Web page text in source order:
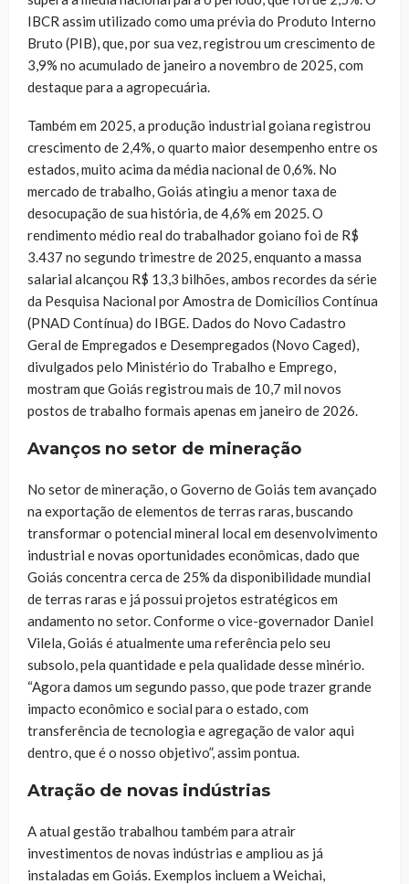
IBCR assim utilizado como uma prévia do Produto Interno
Bruto (PIB), que, por sua vez, registrou um crescimento de
3,9% no acumulado de janeiro a novembro de 2025, com
destaque para a agropecuária.
Também em 2025, a produção industrial goiana registrou
crescimento de 2,4%, o quarto maior desempenho entre os
estados, muito acima da média nacional de 0,6%. No
mercado de trabalho, Goiás atingiu a menor taxa de
desocupação de sua história, de 4,6% em 2025. O
rendimento médio real do trabalhador goiano foi de R$
3.437 no segundo trimestre de 2025, enquanto a massa
salarial alcançou R$ 13,3 bilhões, ambos recordes da série
da Pesquisa Nacional por Amostra de Domicílios Contínua
(PNAD Contínua) do IBGE. Dados do Novo Cadastro
Geral de Empregados e Desempregados (Novo Caged),
divulgados pelo Ministério do Trabalho e Emprego,
mostram que Goiás registrou mais de 10,7 mil novos
postos de trabalho formais apenas em janeiro de 2026.
Avanços no setor de mineração
No setor de mineração, o Governo de Goiás tem avançado
na exportação de elementos de terras raras, buscando
transformar o potencial mineral local em desenvolvimento
industrial e novas oportunidades econômicas, dado que
Goiás concentra cerca de 25% da disponibilidade mundial
de terras raras e já possui projetos estratégicos em
andamento no setor. Conforme o vice-governador Daniel
Vilela, Goiás é atualmente uma referência pelo seu
subsolo, pela quantidade e pela qualidade desse minério.
“Agora damos um segundo passo, que pode trazer grande
impacto econômico e social para o estado, com
transferência de tecnologia e agregação de valor aqui
dentro, que é o nosso objetivo”, assim pontua.
Atração de novas indústrias
A atual gestão trabalhou também para atrair
investimentos de novas indústrias e ampliou as já
instaladas em Goiás. Exemplos incluem a Weichai,